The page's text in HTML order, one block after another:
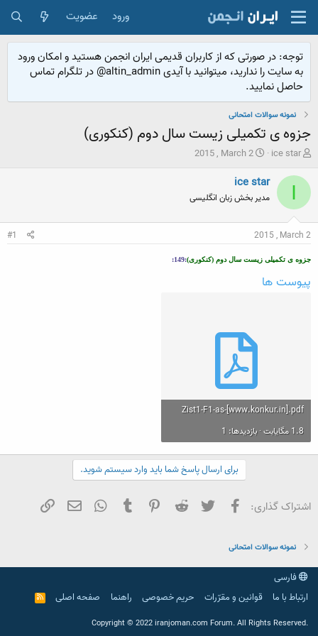
ورود عضویت
توجه: در صورتی که از کاربران قدیمی ایران انجمن هستید و امکان ورود
به سایت را ندارید، میتوانید با آیدی altin_admin@ در تلگرام تماس
حاصل نمایید.
نمونه سوالات امتحانی
جزوه ی تکمیلی زیست سال دوم (کنکوری)
ش
و
ک
ن
د
م
و
ض
ice star
ت
ر
خ
2015 , March 2
I
ice star
مدیر بخش زبان انگلیسی
2015 , March 2
#1
جزوه ی تکمیلی زیست سال دوم (کنکوری):149:
پیوست ها
Zist1-F1-as-[www.konkur.in].pdf
1.8 مگایابت · بازدیدها: 1
برای ارسال پاسخ شما باید وارد سیستم شوید.
اشتراک گذاری: فیسبوک تویتر Reddit
Pinterest
Tumblr
WhatsApp
ایمیل
نمونه سوالات امتحانی
فارسی
ارتباط با ما
قوانین و مقرّرات حریم خصوصی راهنما صفحه اصلی
R
S
.Copyright © 2022 iranjoman.com Forum. All Rights Reserved